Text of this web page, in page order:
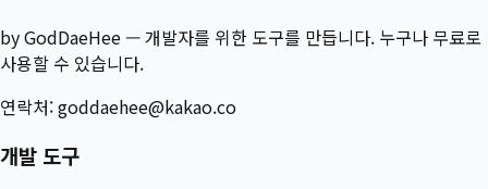
by GodDaeHee — 개발자를 위한 도구를 만듭니다. 누구나 무료로
사용할 수 있습니다.
연락처:goddaehee@kakao.co
개발 도구